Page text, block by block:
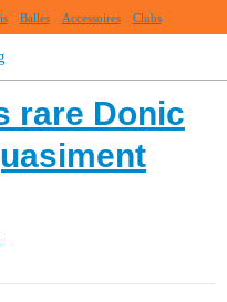
Balles Accessoires Clubs
rare Donic